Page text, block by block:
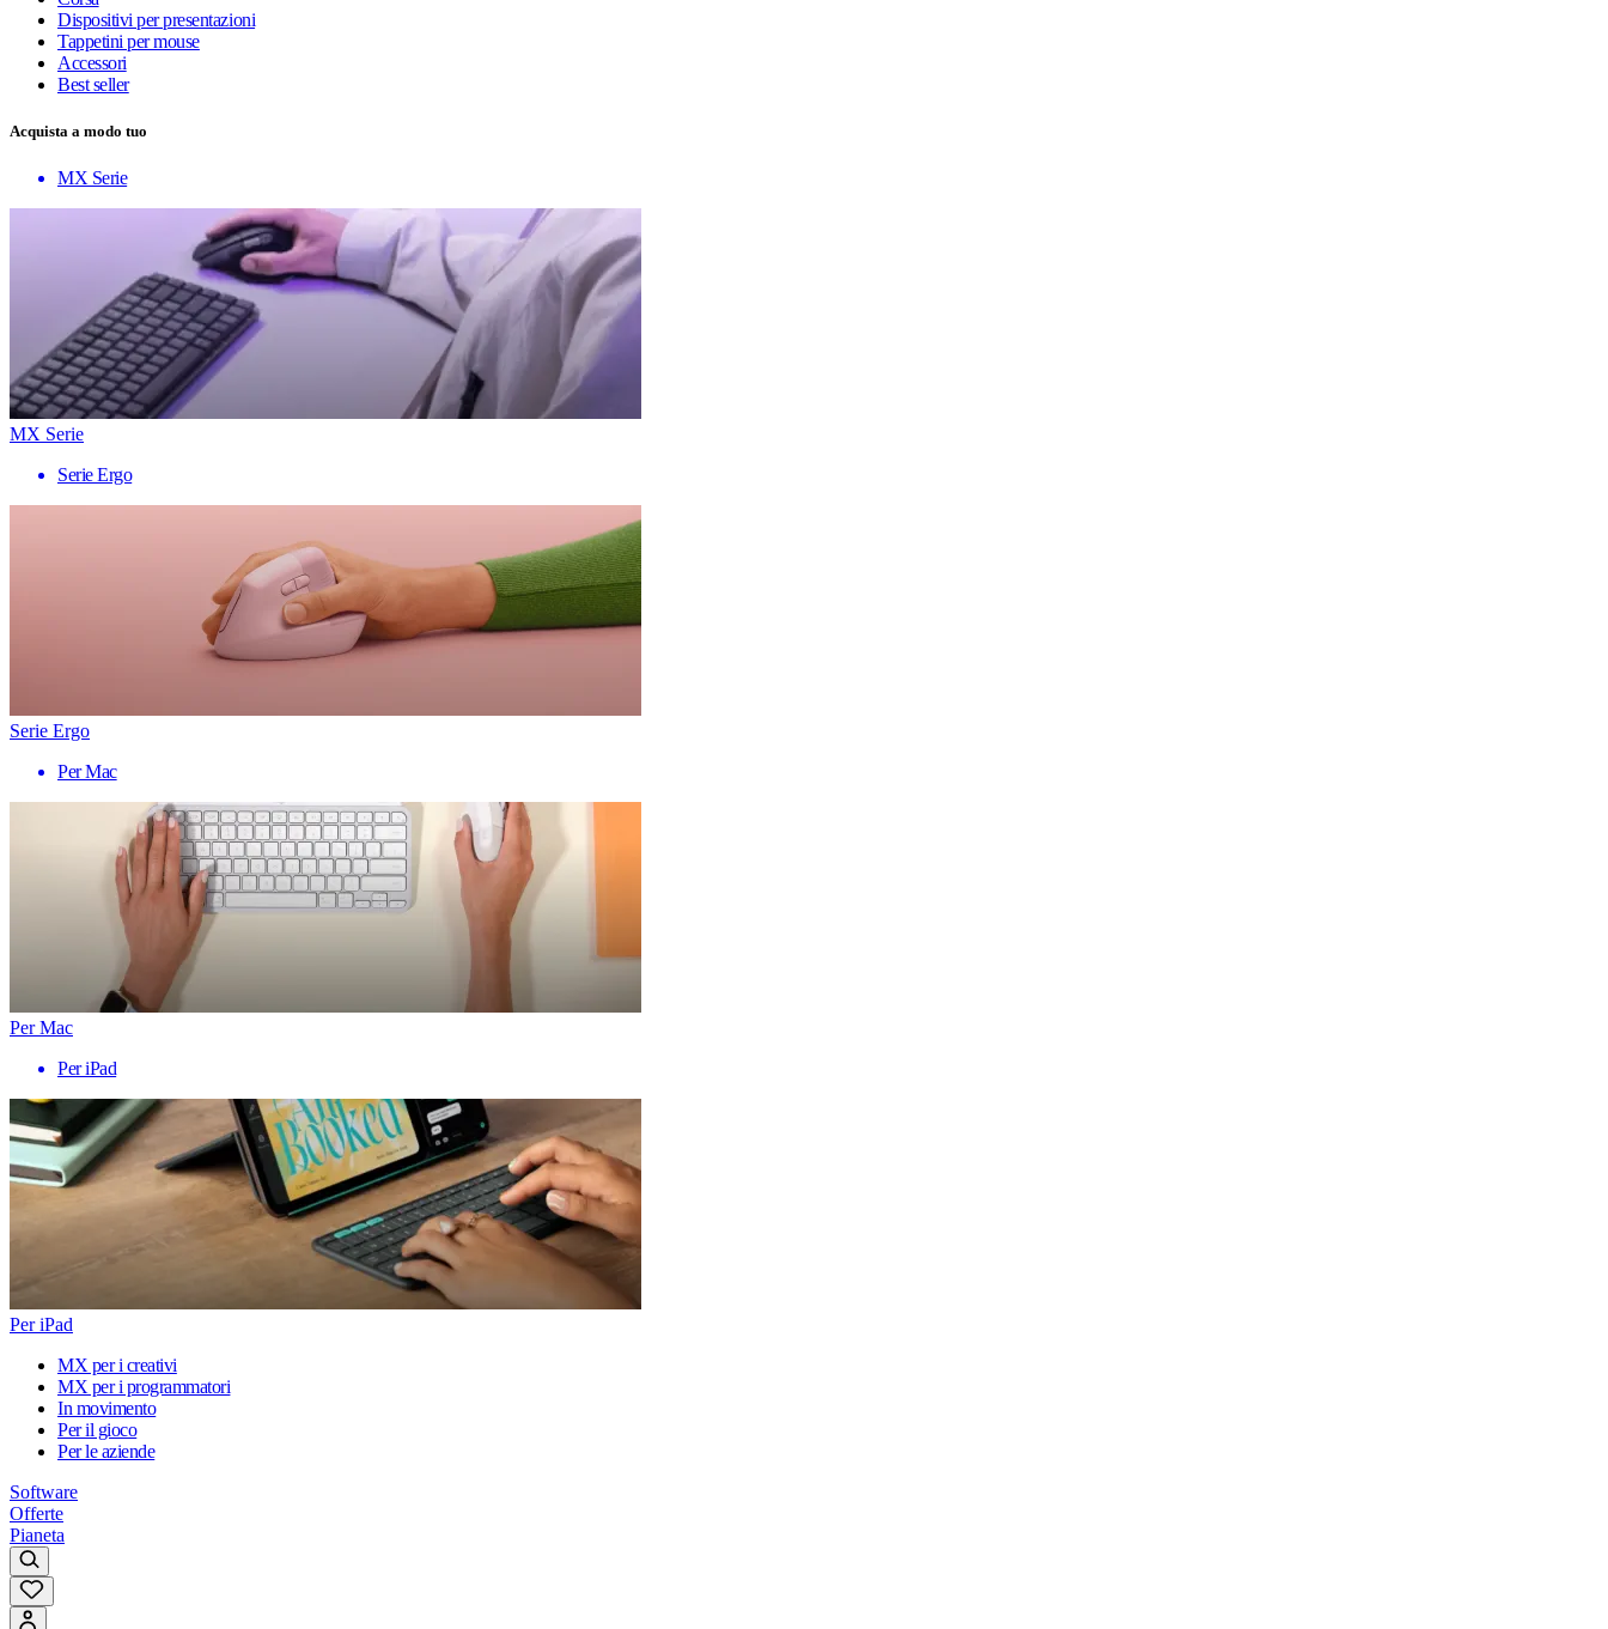
Dispositivi per presentazioni
Tappetini per mouse
Accessori
Best seller
Acquista a modo tuo
MX Serie
MX Serie
Serie Ergo
Serie Ergo
Per Mac
Per Mac
Per iPad
Per iPad
MX per i creativi
MX per i programmatori
In movimento
Per il gioco
Per le aziende
Software
Offerte
Pianeta